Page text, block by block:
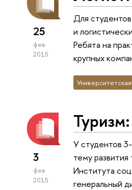
25
фев
2015
Для
и
Ребята на
крупных
3
фев
2015
У студентов
тему
Института
генеральный